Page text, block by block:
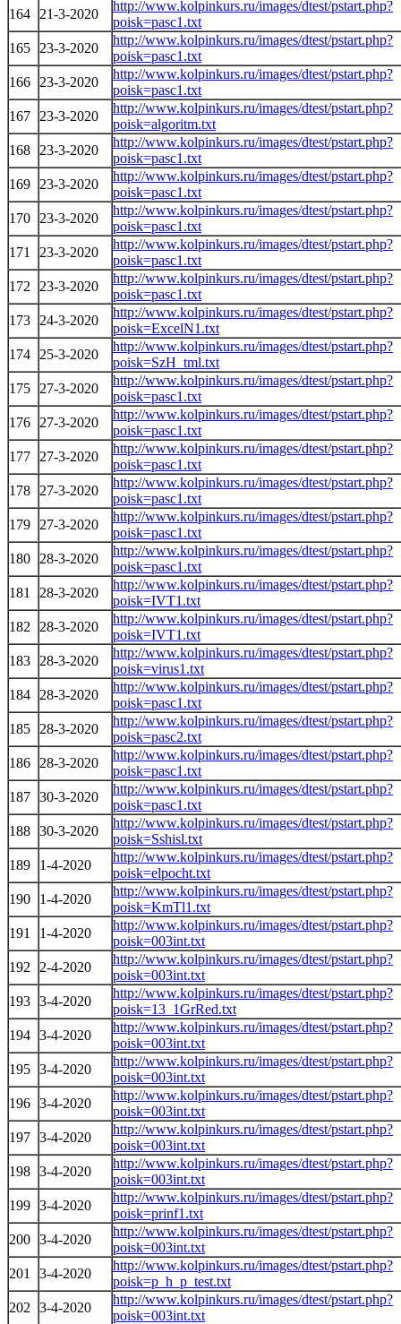
164 21-3-2020
http://www.kolpinkurs.ru/images/dtest/pstart.php?
poisk=pasc1.txt
165
23-3-2020
http://www.kolpinkurs.ru/images/dtest/pstart.php?
poisk=pasc1.txt
166
23-3-2020
http://www.kolpinkurs.ru/images/dtest/pstart.php?
poisk=pasc1.txt
167
23-3-2020
http://www.kolpinkurs.ru/images/dtest/pstart.php?
poisk=algoritm.txt
168
23-3-2020
http://www.kolpinkurs.ru/images/dtest/pstart.php?
poisk=pasc1.txt
169
23-3-2020
http://www.kolpinkurs.ru/images/dtest/pstart.php?
poisk=pasc1.txt
170
23-3-2020
http://www.kolpinkurs.ru/images/dtest/pstart.php?
poisk=pasc1.txt
171
23-3-2020
http://www.kolpinkurs.ru/images/dtest/pstart.php?
poisk=pasc1.txt
172
23-3-2020
http://www.kolpinkurs.ru/images/dtest/pstart.php?
poisk=pasc1.txt
173
24-3-2020
http://www.kolpinkurs.ru/images/dtest/pstart.php?
poisk=ExcelN1.txt
174
25-3-2020
http://www.kolpinkurs.ru/images/dtest/pstart.php?
poisk=SzH_tml.txt
175
27-3-2020
http://www.kolpinkurs.ru/images/dtest/pstart.php?
poisk=pasc1.txt
176
27-3-2020
http://www.kolpinkurs.ru/images/dtest/pstart.php?
poisk=pasc1.txt
177
27-3-2020
http://www.kolpinkurs.ru/images/dtest/pstart.php?
poisk=pasc1.txt
178
27-3-2020
http://www.kolpinkurs.ru/images/dtest/pstart.php?
poisk=pasc1.txt
179
27-3-2020
http://www.kolpinkurs.ru/images/dtest/pstart.php?
poisk=pasc1.txt
180
28-3-2020
http://www.kolpinkurs.ru/images/dtest/pstart.php?
poisk=pasc1.txt
181
28-3-2020
http://www.kolpinkurs.ru/images/dtest/pstart.php?
poisk=IVT1.txt
182
28-3-2020
http://www.kolpinkurs.ru/images/dtest/pstart.php?
poisk=IVT1.txt
183
28-3-2020
http://www.kolpinkurs.ru/images/dtest/pstart.php?
poisk=virus1.txt
184
28-3-2020
http://www.kolpinkurs.ru/images/dtest/pstart.php?
poisk=pasc1.txt
185
28-3-2020
http://www.kolpinkurs.ru/images/dtest/pstart.php?
poisk=pasc2.txt
186
28-3-2020
http://www.kolpinkurs.ru/images/dtest/pstart.php?
poisk=pasc1.txt
187 30-3-2020
http://www.kolpinkurs.ru/images/dtest/pstart.php?
poisk=pasc1.txt
188 30-3-2020
http://www.kolpinkurs.ru/images/dtest/pstart.php?
poisk=Sshisl.txt
189
1-4-2020
http://www.kolpinkurs.ru/images/dtest/pstart.php?
poisk=elpocht.txt
190
1-4-2020
http://www.kolpinkurs.ru/images/dtest/pstart.php?
poisk=KmTl1.txt
191
1-4-2020
http://www.kolpinkurs.ru/images/dtest/pstart.php?
poisk=003int.txt
192
2-4-2020
http://www.kolpinkurs.ru/images/dtest/pstart.php?
poisk=003int.txt
193 3-4-2020
http://www.kolpinkurs.ru/images/dtest/pstart.php?
poisk=13_1GrRed.txt
194 3-4-2020
http://www.kolpinkurs.ru/images/dtest/pstart.php?
poisk=003int.txt
195 3-4-2020
http://www.kolpinkurs.ru/images/dtest/pstart.php?
poisk=003int.txt
196 3-4-2020
http://www.kolpinkurs.ru/images/dtest/pstart.php?
poisk=003int.txt
197 3-4-2020
http://www.kolpinkurs.ru/images/dtest/pstart.php?
poisk=003int.txt
198 3-4-2020
http://www.kolpinkurs.ru/images/dtest/pstart.php?
poisk=003int.txt
199 3-4-2020
http://www.kolpinkurs.ru/images/dtest/pstart.php?
poisk=prinf1.txt
200 3-4-2020
http://www.kolpinkurs.ru/images/dtest/pstart.php?
poisk=003int.txt
201
3-4-2020
http://www.kolpinkurs.ru/images/dtest/pstart.php?
poisk=p_h_p_test.txt
202
3-4-2020
http://www.kolpinkurs.ru/images/dtest/pstart.php?
poisk=003int.txt